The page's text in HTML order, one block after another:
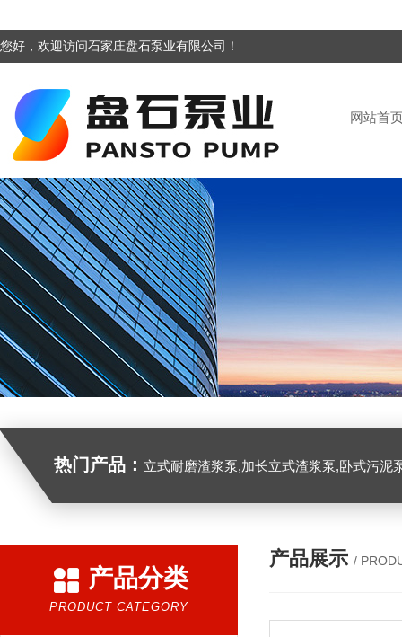
您好，欢迎访问石家庄盘石泵业有限公司！
网站首
热门产品： 立式耐磨渣浆泵,加长立式渣浆泵,卧式污泥
产品分类
PRODUCT CATEGORY
产品展示 /